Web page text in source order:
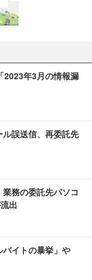
2023年3月の情報漏
誤送信、再委託先
務の委託先パソコ
出
イトの暴挙」や